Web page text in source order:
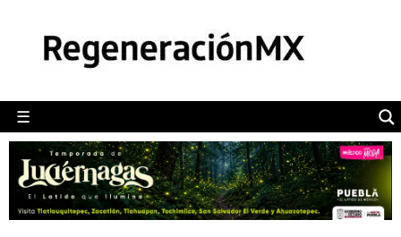
☰
POLÍTICA
CAMALEÓN
OPINIÓN
DEPORTES